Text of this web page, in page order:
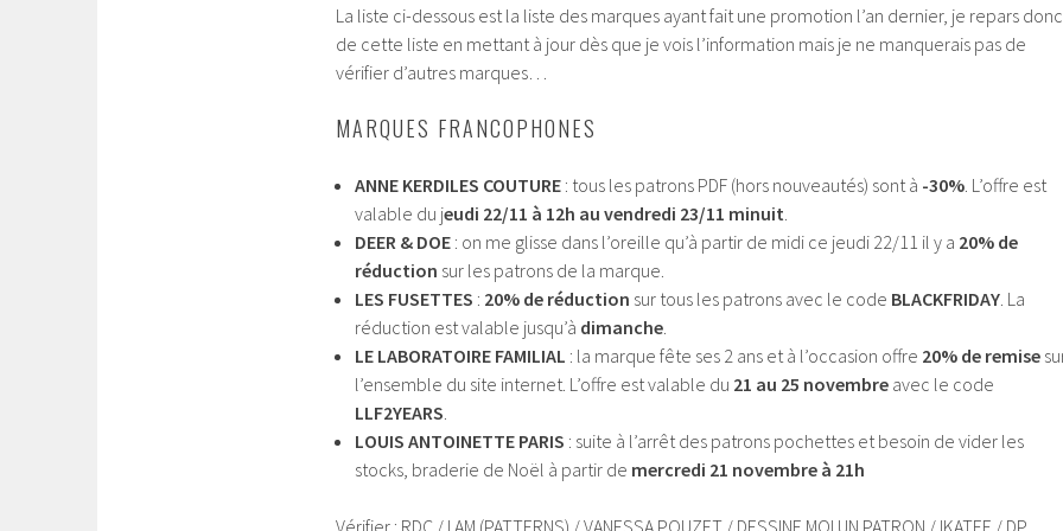
La liste ci-dessous est la liste des marques ayant fait une promotion l’an dernier, je repars donc
de cette liste en mettant à jour dès que je vois l’information mais je ne manquerais pas de
vérifier d’autres marques…
MARQUES FRANCOPHONES
ANNE KERDILES COUTURE : tous les patrons PDF (hors nouveautés) sont à -30% . L’offre est
valable du jeudi 22/11 à 12h au vendredi 23/11 minuit
DEER & DOE : on me glisse dans l’oreille qu’à partir de midi ce jeudi 22/11 il y a 20% de
réduction sur les patrons de la marque.
LES FUSETTES : 20% de réduction sur tous les patrons avec le code BLACKFRIDAY . La
réduction est valable jusqu’à dimanche
LE LABORATOIRE FAMILIAL : la marque fête ses 2 ans et à l’occasion offre 20% de remise
l’ensemble du site internet. L’offre est valable du 21 au 25 novembre avec le code
LLF2YEARS
LOUIS ANTOINETTE PARIS : suite à l’arrêt des patrons pochettes et besoin de vider les
stocks, braderie de Noël à partir de mercredi 21 novembre à 21h
Vérifier : RDC / I AM (PATTERNS) / VANESSA POUZET / DESSINE MOI UN PATRON / IKATEE / DP